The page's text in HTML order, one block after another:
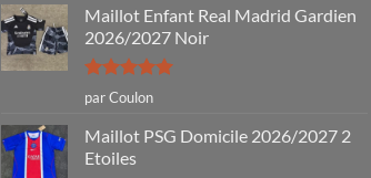
Maillot Enfant Real Madrid Gardien
2026/2027 Noir
Note5sur
5
par Coulon
Maillot PSG Domicile 2026/2027 2
Etoiles